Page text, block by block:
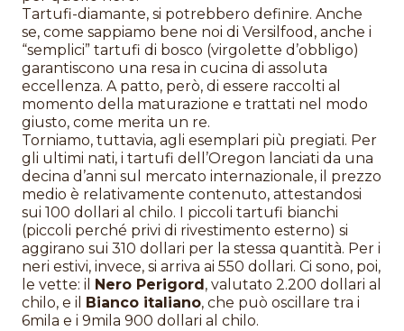
Tartufi-diamante, si potrebbero definire. Anche
se, come sappiamo bene noi di Versilfood, anche i
“semplici” tartufi di bosco (virgolette d’obbligo)
garantiscono una resa in cucina di assoluta
eccellenza. A patto, però, di essere raccolti al
momento della maturazione e trattati nel modo
giusto, come merita un re.
Torniamo, tuttavia, agli esemplari più pregiati. Per
gli ultimi nati, i tartufi dell’Oregon lanciati da una
decina d’anni sul mercato internazionale, il prezzo
medio è relativamente contenuto, attestandosi
sui 100 dollari al chilo. I piccoli tartufi bianchi
(piccoli perché privi di rivestimento esterno) si
aggirano sui 310 dollari per la stessa quantità. Per i
neri estivi, invece, si arriva ai 550 dollari. Ci sono, poi,
le vette: il
Nero Perigord , valutato 2.200 dollari al
chilo, e il
Bianco italiano, che può oscillare tra i
6mila e i 9mila 900 dollari al chilo.